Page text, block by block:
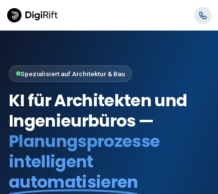
Spezialisiert auf Architektur & Bau
KI für Architekten und
Ingenieurbüros —
Planungsprozesse
intelligent
automatisieren